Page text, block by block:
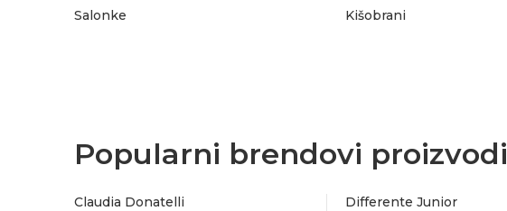
Salonke
Kišobrani
Popularni brendovi proizvodi
Claudia Donatelli
Differente Junior